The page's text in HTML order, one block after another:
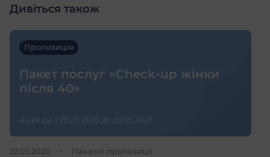
Дивіться також
Пропозиція
Пакет послуг «Check-up жінки
після 40»
Акція діє з 20.05.2020 до 20.05.2023
22.05.2020 Пакетні пропозиції